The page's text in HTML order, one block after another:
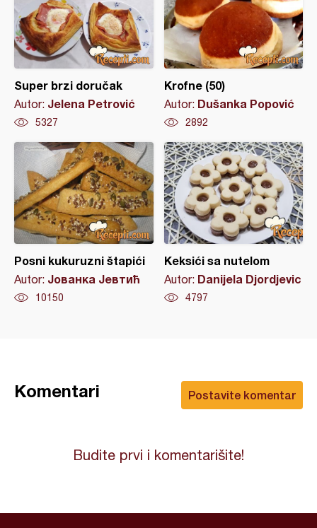
Super brzi doručak
Autor: Jelena Petrović
5327
Krofne (50)
Autor: Dušanka Popović
2892
Posni kukuruzni štapići
Autor: Јованка Јевтић
10150
Keksići sa nutelom
Autor: Danijela Djordjevic
4797
Postavite komentar
Komentari
Budite prvi i komentarišite!